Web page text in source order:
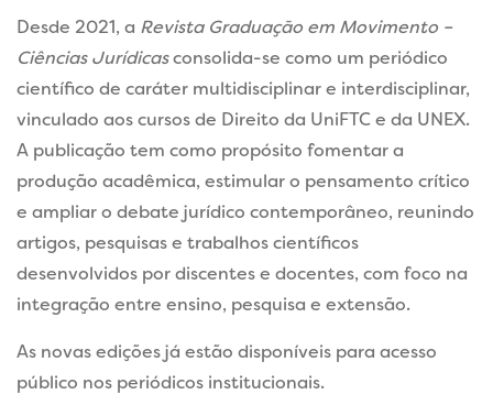
Desde 2021, a Revista Graduação em Movimento –
Ciências Jurídicasconsolida-se como um periódico
científico de caráter multidisciplinar e interdisciplinar,
vinculado aos cursos de Direito da UniFTC e da UNEX.
A publicação tem como propósito fomentar a
produção acadêmica, estimular o pensamento crítico
e ampliar o debate jurídico contemporâneo, reunindo
artigos, pesquisas e trabalhos científicos
desenvolvidos por discentes e docentes, com foco na
integração entre ensino, pesquisa e extensão.
As novas edições já estão disponíveis para acesso
público nos periódicos institucionais.